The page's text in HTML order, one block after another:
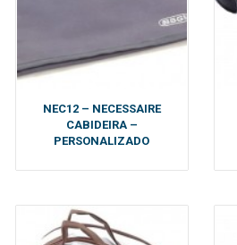
NEC12 – NECESSAIRE
CABIDEIRA –
PERSONALIZADO